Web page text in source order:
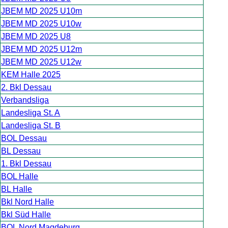
JBEM MD 2025 U10m
JBEM MD 2025 U10w
JBEM MD 2025 U8
JBEM MD 2025 U12m
JBEM MD 2025 U12w
KEM Halle 2025
2. Bkl Dessau
Verbandsliga
Landesliga St. A
Landesliga St. B
BOL Dessau
BL Dessau
1. Bkl Dessau
BOL Halle
BL Halle
Bkl Nord Halle
Bkl Süd Halle